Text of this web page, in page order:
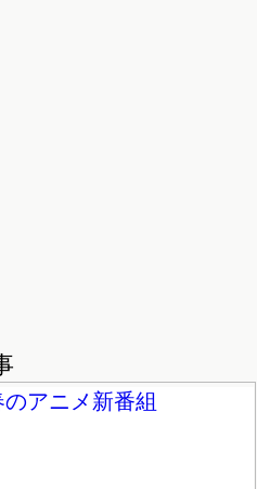
アニメ新番組